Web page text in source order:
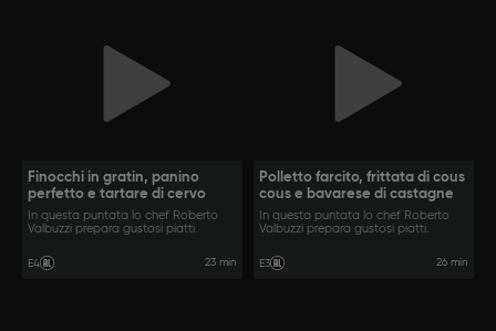
Finocchi in gratin, panino
perfetto e tartare di cervo
In questa puntata lo chef Roberto
Valbuzzi prepara gustosi piatti.
E4 23 min
Polletto farcito, frittata di cous
cous e bavarese di castagne
In questa puntata lo chef Roberto
Valbuzzi prepara gustosi piatti.
E3 26 min